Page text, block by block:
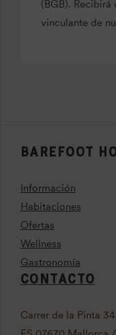
(BGB).
vinculante de
BAREFOOT
Información
Habitaciones
Ofertas
Wellness
Gastronomía
CONTACTO
Carrer de la Pinta 34